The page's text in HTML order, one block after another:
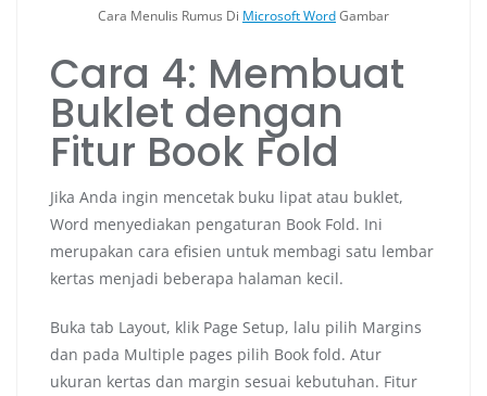
Cara Menulis Rumus Di Microsoft WordGambar
Cara 4: Membuat
Buklet dengan
Fitur Book Fold
Jika Anda ingin mencetak buku lipat atau buklet,
Word menyediakan pengaturan Book Fold. Ini
merupakan cara efisien untuk membagi satu lembar
kertas menjadi beberapa halaman kecil.
Buka tab Layout, klik Page Setup, lalu pilih Margins
dan pada Multiple pages pilih Book fold. Atur
ukuran kertas dan margin sesuai kebutuhan. Fitur